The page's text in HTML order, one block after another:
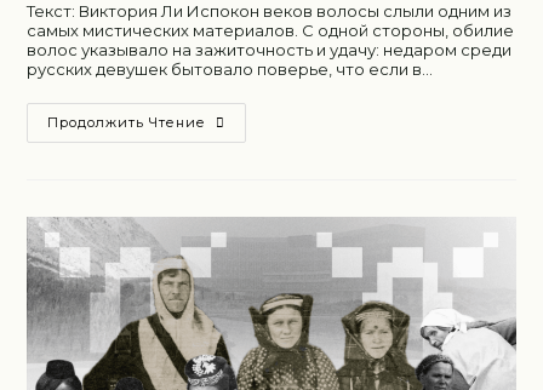
Текст: Виктория Ли Испокон веков волосы слыли одним из
самых мистических материалов. С одной стороны, обилие
волос указывало на зажиточность и удачу: недаром среди
русских девушек бытовало поверье, что если в…
Продолжить Чтение